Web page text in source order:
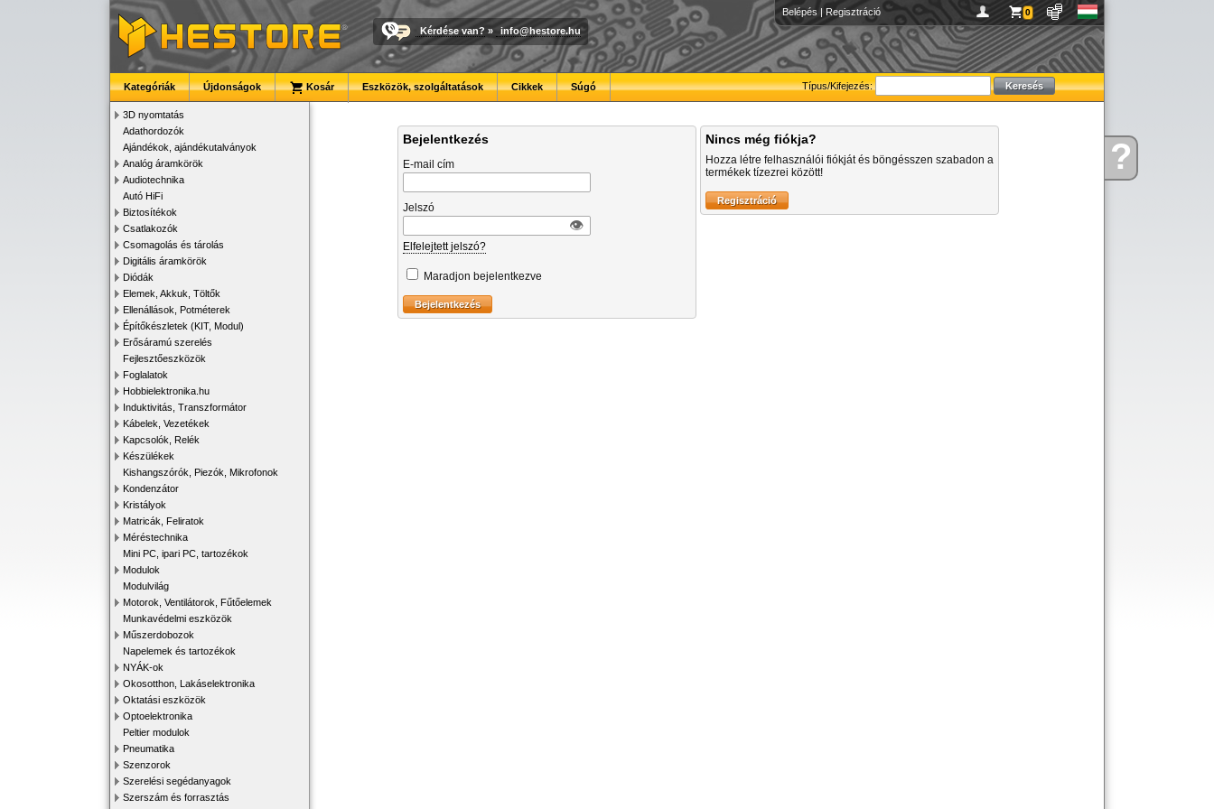
Kérdése?
Belépés | Regisztráció 0
Kérdése van? » info@hestore.hu
Típus/Kifejezés:
Kategóriák Újdonságok Kosár Eszközök, szolgáltatások Cikkek Súgó
3D nyomtatás
Adathordozók
Ajándékok, ajándékutalványok
Analóg áramkörök
Audiotechnika
Autó HiFi
Biztosítékok
Csatlakozók
Csomagolás és tárolás
Digitális áramkörök
Diódák
Elemek, Akkuk, Töltők
Ellenállások, Potméterek
Építőkészletek (KIT, Modul)
Erősáramú szerelés
Fejlesztőeszközök
Foglalatok
Hobbielektronika.hu
Induktivitás, Transzformátor
Kábelek, Vezetékek
Kapcsolók, Relék
Készülékek
Kishangszórók, Piezók, Mikrofonok
Kondenzátor
Kristályok
Matricák, Feliratok
Méréstechnika
Mini PC, ipari PC, tartozékok
Modulok
Modulvilág
Motorok, Ventilátorok, Fűtőelemek
Munkavédelmi eszközök
Műszerdobozok
Napelemek és tartozékok
NYÁK-ok
Okosotthon, Lakáselektronika
Oktatási eszközök
Optoelektronika
Peltier modulok
Pneumatika
Szenzorok
Szerelési segédanyagok
Szerszám és forrasztás
Bejelentkezés
E-mail cím
Jelszó
👁︎
Elfelejtett jelszó?
Maradjon bejelentkezve
Nincs még fiókja?
Hozza létre felhasználói fiókját és böngésszen szabadon a
termékek tízezrei között!